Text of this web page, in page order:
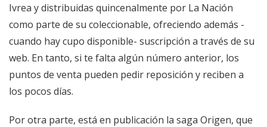
Ivrea y distribuidas quincenalmente por La Nación
como parte de su coleccionable, ofreciendo además -
cuando hay cupo disponible- suscripción a través de su
web. En tanto, si te falta algún número anterior, los
puntos de venta pueden pedir reposición y reciben a
los pocos días.
Por otra parte, está en publicación la saga Origen, que